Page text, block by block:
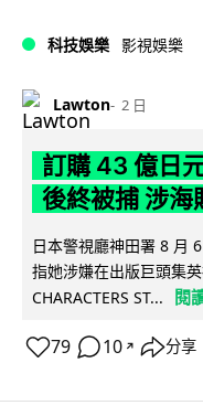
科技娛樂 影視娛樂
Lawton 2 日
訂購 43 億日
後終被捕 涉海
日本警視廳神田署 8 月
指她涉嫌在出版巨頭集
CHARACTERS ST...
閱
79 10 ↗ 分享